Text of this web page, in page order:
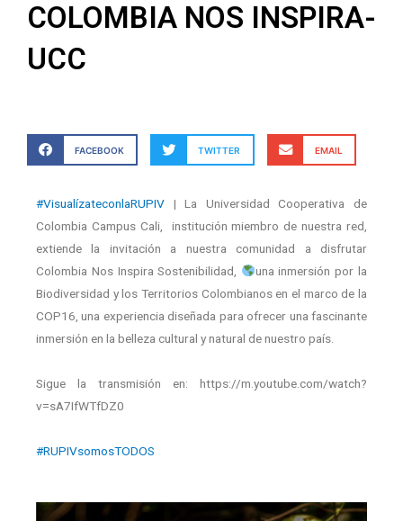
COLOMBIA NOS INSPIRA-
UCC
FACEBOOK TWITTER EMAIL
#VisualízateconlaRUPIV | La Universidad Cooperativa de
Colombia Campus Cali, institución miembro de nuestra red,
extiende la invitación a nuestra comunidad a disfrutar
Colombia Nos Inspira Sostenibilidad,
una inmersión por la
Biodiversidad y los Territorios Colombianos en el marco de la
COP16, una experiencia diseñada para ofrecer una fascinante
inmersión en la belleza cultural y natural de nuestro país.
Sigue la transmisión en: https://m.youtube.com/watch?
v=sA7IfWTfDZ0
#RUPIVsomosTODOS